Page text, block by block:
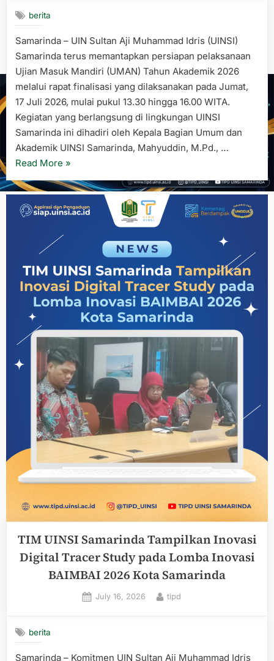
berita
Samarinda – UIN Sultan Aji Muhammad Idris (UINSI)
Samarinda terus memantapkan persiapan pelaksanaan
Ujian Masuk Mandiri (UMAN) Tahun Akademik 2026
melalui rapat finalisasi yang dilaksanakan pada Jumat,
17 Juli 2026, mulai pukul 13.30 hingga 16.00 WITA.
Kegiatan yang berlangsung di lingkungan UINSI
Samarinda ini dihadiri oleh Kepala Bagian Umum dan
Akademik UINSI Samarinda, Mahyuddin, M.Pd., …
Read More “UINSI
Samarinda
Finalisasi
Persiapan
Masuk
2026,
Matangkan
Sistem
Simulasi
Aplikasi
UMAN”
»
TIM UINSI Samarinda Tampilkan Inovasi
Digital Tracer Study pada Lomba Inovasi
BAIMBAI 2026 Kota Samarinda
Posted
July 16, 2026 By
tipd
berita
Samarinda – Komitmen UIN Sultan Aji Muhammad Idris